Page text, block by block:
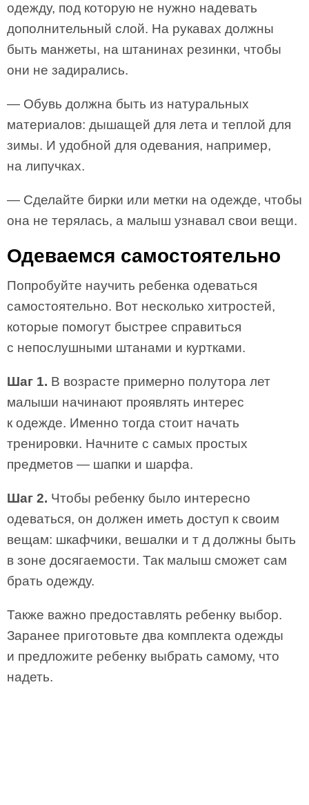
одежду, под которую не нужно надевать
дополнительный слой. На рукавах должны
быть манжеты, на штанинах резинки, чтобы
они не задирались.
— Обувь должна быть из натуральных
материалов: дышащей для лета и теплой для
зимы. И удобной для одевания, например,
на липучках.
— Сделайте бирки или метки на одежде, чтобы
она не терялась, а малыш узнавал свои вещи.
Одеваемся самостоятельно
Попробуйте научить ребенка одеваться
самостоятельно. Вот несколько хитростей,
которые помогут быстрее справиться
с непослушными штанами и куртками.
Шаг 1. В возрасте примерно полутора лет
малыши начинают проявлять интерес
к одежде. Именно тогда стоит начать
тренировки. Начните с самых простых
предметов — шапки и шарфа.
Шаг 2. Чтобы ребенку было интересно
одеваться, он должен иметь доступ к своим
вещам: шкафчики, вешалки и т д должны быть
в зоне досягаемости. Так малыш сможет сам
брать одежду.
Также важно предоставлять ребенку выбор.
Заранее приготовьте два комплекта одежды
и предложите ребенку выбрать самому, что
надеть.